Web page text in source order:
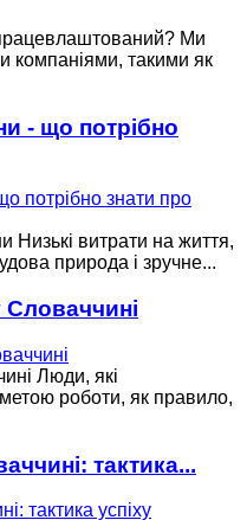
Ми
компаніями, такими як
- що потрібно
Низькі витрати на життя,
природа і зручне...
Словаччині
Люди, які
роботи, як правило,
тактика...